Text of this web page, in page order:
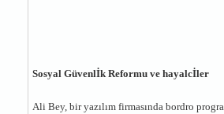
Sosyal Güvenlİk Reformu ve hayalcİler
Ali Bey, bir yazılım firmasında bordro